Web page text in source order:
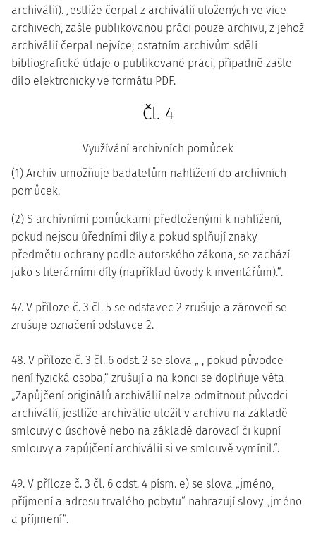
archiválií). Jestliže čerpal z archiválií uložených ve více
archivech, zašle publikovanou práci pouze archivu, z jehož
archiválií čerpal nejvíce; ostatním archivům sdělí
bibliografické údaje o publikované práci, případně zašle
dílo elektronicky ve formátu PDF.
Čl. 4
Využívání archivních pomůcek
(1) Archiv umožňuje badatelům nahlížení do archivních
pomůcek.
(2) S archivními pomůckami předloženými k nahlížení,
pokud nejsou úředními díly a pokud splňují znaky
předmětu ochrany podle autorského zákona, se zachází
jako s literárními díly (například úvody k inventářům).“.
47. V příloze č. 3 čl. 5 se odstavec 2 zrušuje a zároveň se
zrušuje označení odstavce 2.
48. V příloze č. 3 čl. 6 odst. 2 se slova „ , pokud původce
není fyzická osoba,“ zrušují a na konci se doplňuje věta
„Zapůjčení originálů archiválií nelze odmítnout původci
archiválií, jestliže archiválie uložil v archivu na základě
smlouvy o úschově nebo na základě darovací či kupní
smlouvy a zapůjčení archiválií si ve smlouvě vymínil.“.
49. V příloze č. 3 čl. 6 odst. 4 písm. e) se slova „jméno,
příjmení a adresu trvalého pobytu“ nahrazují slovy „jméno
a příjmení“.